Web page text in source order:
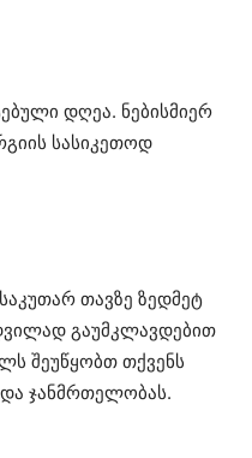
დღეა. ნებისმიერ
სასიკეთოდ
თავზე ზედმეტ
გაუმკლავდებით
შეუწყობთ თქვენს
ჯანმრთელობას.